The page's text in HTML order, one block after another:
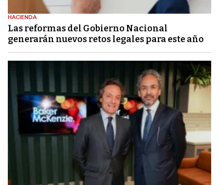
HACIENDA
Las reformas del Gobierno Nacional
generarán nuevos retos legales para este año